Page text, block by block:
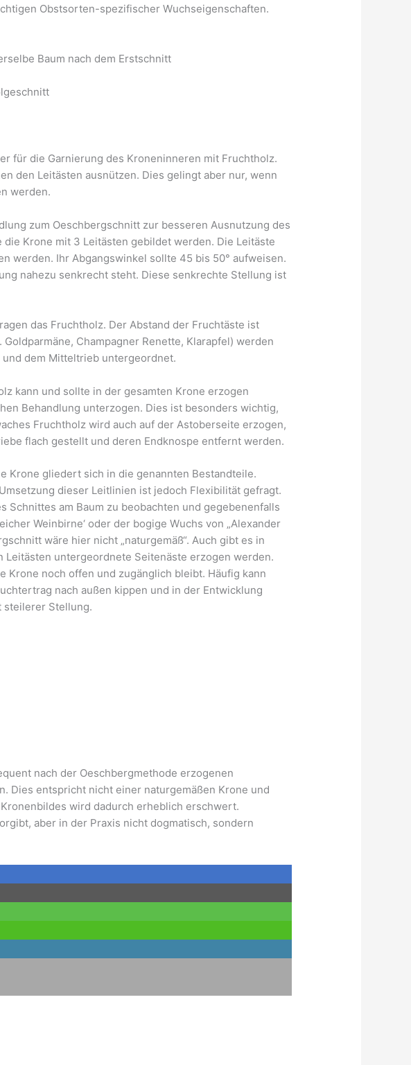
Obstsorten-spezifischer Wuchseigenschaften.
Baum nach dem Erstschnitt
für die Garnierung des Kroneninneren mit Fruchtholz.
den Leitästen ausnützen. Dies gelingt aber nur, wenn
werden.
zum Oeschbergschnitt zur besseren Ausnutzung des
Krone mit 3 Leitästen gebildet werden. Die Leitäste
werden. Ihr Abgangswinkel sollte 45 bis 50° aufweisen.
nahezu senkrecht steht. Diese senkrechte Stellung ist
das Fruchtholz. Der Abstand der Fruchtäste ist
Champagner Renette, Klarapfel) werden
dem Mitteltrieb untergeordnet.
kann und sollte in der gesamten Krone erzogen
Behandlung unterzogen. Dies ist besonders wichtig,
Fruchtholz wird auch auf der Astoberseite erzogen,
flach gestellt und deren Endknospe entfernt werden.
Krone gliedert sich in die genannten Bestandteile.
dieser Leitlinien ist jedoch Flexibilität gefragt.
Schnittes am Baum zu beobachten und gegebenenfalls
Weinbirne‘ oder der bogige Wuchs von „Alexander
wäre hier nicht „naturgemäß“. Auch gibt es in
Leitästen untergeordnete Seitenäste erzogen werden.
Krone noch offen und zugänglich bleibt. Häufig kann
nach außen kippen und in der Entwicklung
steilerer Stellung.
nach der Oeschbergmethode erzogenen
Dies entspricht nicht einer naturgemäßen Krone und
wird dadurch erheblich erschwert.
aber in der Praxis nicht dogmatisch, sondern